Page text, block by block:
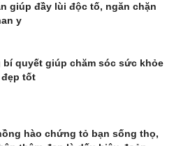
giúp đầy lùi độc tố, ngăn chặn
y
bí quyết giúp chăm sóc sức khỏe
tốt
hào chứng tỏ bạn sống thọ,